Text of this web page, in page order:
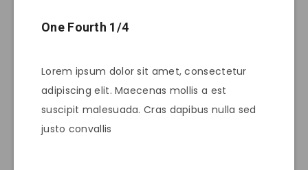
One Fourth 1/4
Lorem ipsum dolor sit amet, consectetur
adipiscing elit. Maecenas mollis a est
suscipit malesuada. Cras dapibus nulla sed
justo convallis